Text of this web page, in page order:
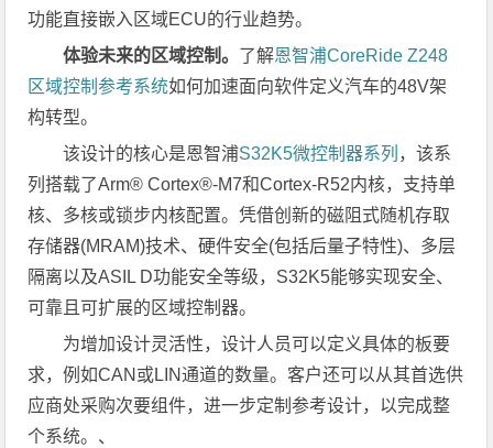
功能直接嵌入区域ECU的行业趋势。
体验未来的区域控制。
了解恩智浦CoreRide Z248
区域控制参考系统如何加速面向软件定义汽车的48V架
构转型。
该设计的核心是恩智浦S32K5微控制器系列 ，该系
列搭载了Arm® Cortex®-M7和Cortex-R52内核，支持单
核、多核或锁步内核配置。凭借创新的磁阻式随机存取
存储器(MRAM)技术、硬件安全(包括后量子特性)、多层
隔离以及ASIL D功能安全等级，S32K5能够实现安全、
可靠且可扩展的区域控制器。
为增加设计灵活性，设计人员可以定义具体的板要
求，例如CAN或LIN通道的数量。客户还可以从其首选供
应商处采购次要组件，进一步定制参考设计，以完成整
个系统。、